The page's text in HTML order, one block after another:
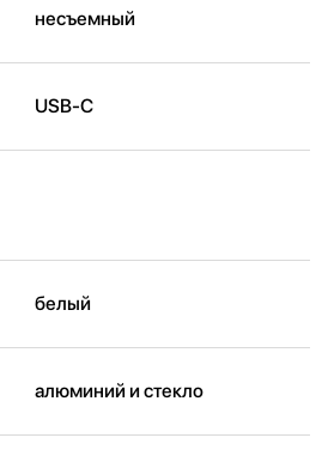
несъемный
USB-C
белый
алюминий и стекло